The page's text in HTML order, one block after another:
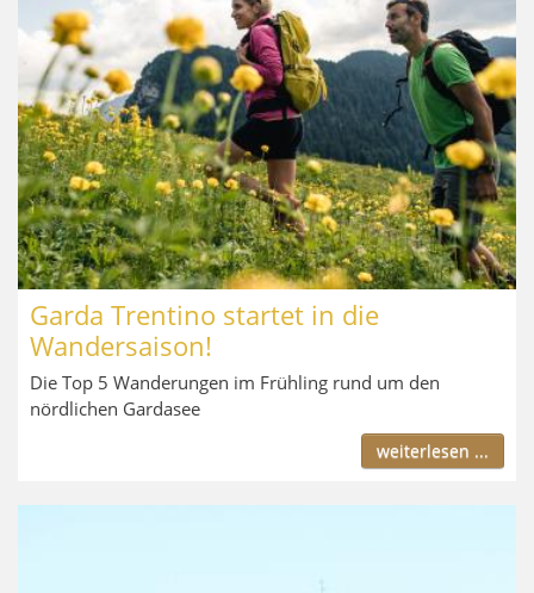
Garda Trentino startet in die
Wandersaison!
Die Top 5 Wanderungen im Frühling rund um den
nördlichen Gardasee
weiterlesen ...